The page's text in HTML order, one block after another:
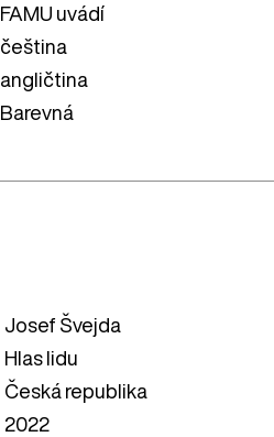
FAMU uvádí
čeština
angličtina
Barevná
Josef Švejda
Hlas lidu
Česká republika
2022